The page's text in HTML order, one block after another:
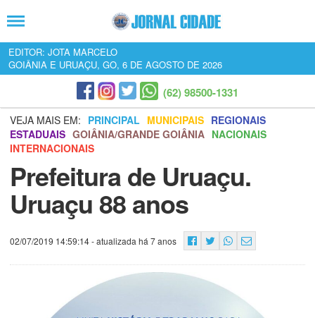
EDITOR: JOTA MARCELO
GOIÂNIA E URUAÇU, GO, 6 DE AGOSTO DE 2026
(62) 98500-1331
VEJA MAIS EM: PRINCIPAL MUNICIPAIS REGIONAIS
ESTADUAIS GOIÂNIA/GRANDE GOIÂNIA NACIONAIS
INTERNACIONAIS
Prefeitura de Uruaçu.
Uruaçu 88 anos
02/07/2019 14:59:14- atualizada há 7 anos